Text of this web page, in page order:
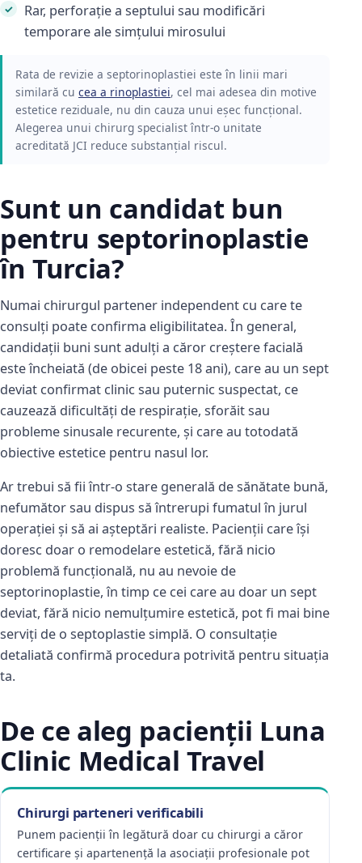
Rar, perforație a septului sau modificări
temporare ale simțului mirosului
Rata de revizie a septorinoplastiei este în linii mari
similară cu cea a rinoplastiei, cel mai adesea din motive
estetice reziduale, nu din cauza unui eșec funcțional.
Alegerea unui chirurg specialist într-o unitate
acreditată JCI reduce substanțial riscul.
Sunt un candidat bun
pentru septorinoplastie
în Turcia?
Numai chirurgul partener independent cu care te
consulți poate confirma eligibilitatea. În general,
candidații buni sunt adulți a căror creștere facială
este încheiată (de obicei peste 18 ani), care au un sept
deviat confirmat clinic sau puternic suspectat, ce
cauzează dificultăți de respirație, sforăit sau
probleme sinusale recurente, și care au totodată
obiective estetice pentru nasul lor.
Ar trebui să fii într-o stare generală de sănătate bună,
nefumător sau dispus să întrerupi fumatul în jurul
operației și să ai așteptări realiste. Pacienții care își
doresc doar o remodelare estetică, fără nicio
problemă funcțională, nu au nevoie de
septorinoplastie, în timp ce cei care au doar un sept
deviat, fără nicio nemulțumire estetică, pot fi mai bine
serviți de o septoplastie simplă. O consultație
detaliată confirmă procedura potrivită pentru situația
ta.
De ce aleg pacienții Luna
Clinic Medical Travel
Chirurgi parteneri verificabili
Punem pacienții în legătură doar cu chirurgi a căror
certificare și apartenență la asociații profesionale pot